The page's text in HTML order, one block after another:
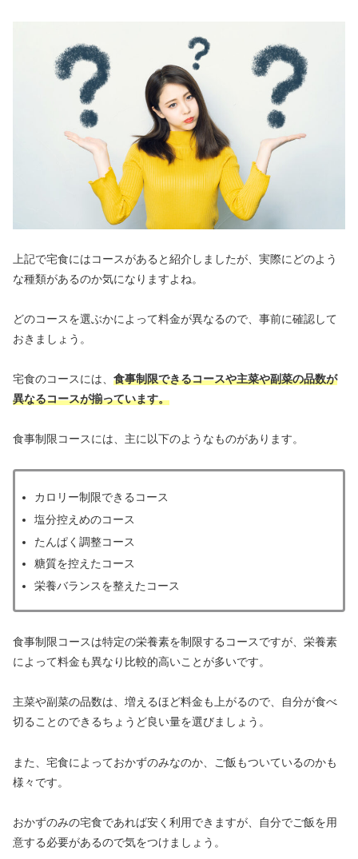
上記で宅食にはコースがあると紹介しましたが、実際にどのよう
な種類があるのか気になりますよね。
どのコースを選ぶかによって料金が異なるので、事前に確認して
おきましょう。
宅食のコースには、 食事制限できるコースや主菜や副菜の品数が
異なるコースが揃っています。
食事制限コースには、主に以下のようなものがあります。
カロリー制限できるコース
塩分控えめのコース
たんぱく調整コース
糖質を控えたコース
栄養バランスを整えたコース
食事制限コースは特定の栄養素を制限するコースですが、栄養素
によって料金も異なり比較的高いことが多いです。
主菜や副菜の品数は、増えるほど料金も上がるので、自分が食べ
切ることのできるちょうど良い量を選びましょう。
また、宅食によっておかずのみなのか、ご飯もついているのかも
様々です。
おかずのみの宅食であれば安く利用できますが、自分でご飯を用
意する必要があるので気をつけましょう。